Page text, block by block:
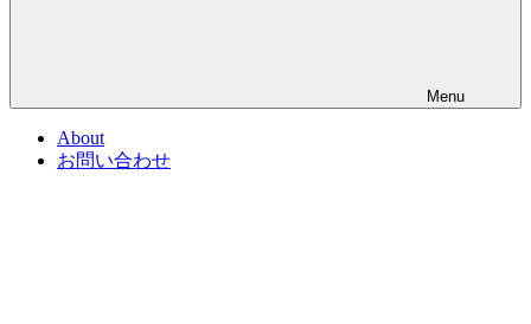
Menu
About
お問い合わせ